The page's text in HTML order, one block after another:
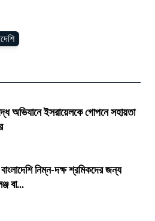
অভিযানে ইসরায়েলকে গোপনে সহায়তা
নিম্ন-দক্ষ শ্রমিকদের জন্য
বা...